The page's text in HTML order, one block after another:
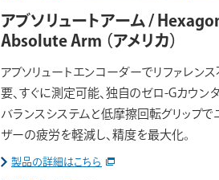
アブソリュートアーム /
Absolute Arm （アメリカ）
アブソリュートエンコーダーでリファレンス
要、すぐに測定可能、独自のゼロ-Gカウン
バランスシステムと低摩擦回転グリップで
ザーの疲労を軽減し、精度を最大化。
製品の詳細はこちら